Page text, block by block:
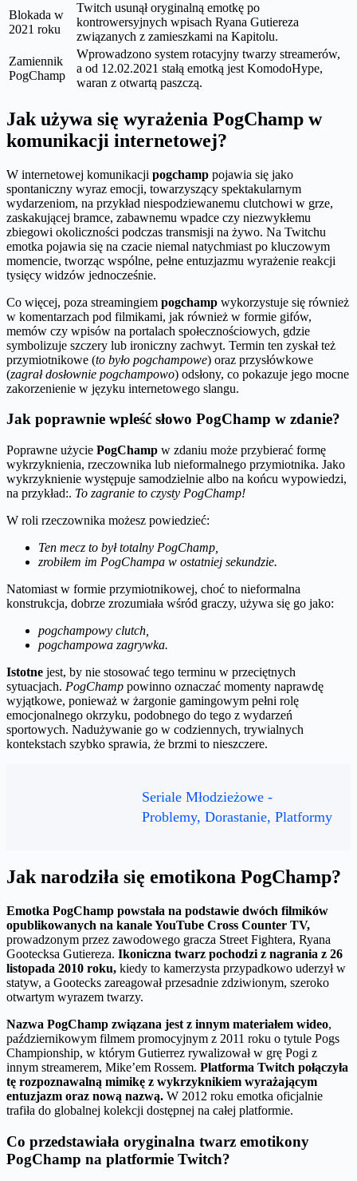
Blokada w
2021 roku
Twitch usunął oryginalną emotkę po
kontrowersyjnych wpisach Ryana Gutiereza
związanych z zamieszkami na Kapitolu.
Zamiennik
PogChamp
Wprowadzono system rotacyjny twarzy streamerów,
a od 12.02.2021 stałą emotką jest KomodoHype,
waran z otwartą paszczą.
Jak używa się wyrażenia PogChamp w
komunikacji internetowej?
W internetowej komunikacji pogchamp pojawia się jako
spontaniczny wyraz emocji, towarzyszący spektakularnym
wydarzeniom, na przykład niespodziewanemu clutchowi w grze,
zaskakującej bramce, zabawnemu wpadce czy niezwykłemu
zbiegowi okoliczności podczas transmisji na żywo. Na Twitchu
emotka pojawia się na czacie niemal natychmiast po kluczowym
momencie, tworząc wspólne, pełne entuzjazmu wyrażenie reakcji
tysięcy widzów jednocześnie.
Co więcej, poza streamingiem pogchamp wykorzystuje się również
w komentarzach pod filmikami, jak również w formie gifów,
memów czy wpisów na portalach społecznościowych, gdzie
symbolizuje szczery lub ironiczny zachwyt. Termin ten zyskał też
przymiotnikowe (to było pogchampowe) oraz przysłówkowe
(zagrał dosłownie pogchampowo) odsłony, co pokazuje jego mocne
zakorzenienie w języku internetowego slangu.
Jak poprawnie wpleść słowo PogChamp w zdanie?
Poprawne użycie PogChamp w zdaniu może przybierać formę
wykrzyknienia, rzeczownika lub nieformalnego przymiotnika. Jako
wykrzyknienie występuje samodzielnie albo na końcu wypowiedzi,
na przykład:. To zagranie to czysty PogChamp!
W roli rzeczownika możesz powiedzieć:
Ten mecz to był totalny PogChamp,
zrobiłem im PogChampa w ostatniej sekundzie.
Natomiast w formie przymiotnikowej, choć to nieformalna
konstrukcja, dobrze zrozumiała wśród graczy, używa się go jako:
pogchampowy clutch,
pogchampowa zagrywka.
Istotne jest, by nie stosować tego terminu w przeciętnych
sytuacjach. PogChamp powinno oznaczać momenty naprawdę
wyjątkowe, ponieważ w żargonie gamingowym pełni rolę
emocjonalnego okrzyku, podobnego do tego z wydarzeń
sportowych. Nadużywanie go w codziennych, trywialnych
kontekstach szybko sprawia, że brzmi to nieszczere.
Seriale Młodzieżowe -
Problemy, Dorastanie, Platformy
Jak narodziła się emotikona PogChamp?
Emotka PogChamp powstała na podstawie dwóch filmików
opublikowanych na kanale YouTube Cross Counter TV,
prowadzonym przez zawodowego gracza Street Fightera, Ryana
Gootecksa Gutiereza. Ikoniczna twarz pochodzi z nagrania z 26
listopada 2010 roku, kiedy to kamerzysta przypadkowo uderzył w
statyw, a Gootecks zareagował przesadnie zdziwionym, szeroko
otwartym wyrazem twarzy.
Nazwa PogChamp związana jest z innym materiałem wideo,
październikowym filmem promocyjnym z 2011 roku o tytule Pogs
Championship, w którym Gutierrez rywalizował w grę Pogi z
innym streamerem, Mike’em Rossem. Platforma Twitch połączyła
tę rozpoznawalną mimikę z wykrzyknikiem wyrażającym
entuzjazm oraz nową nazwą. W 2012 roku emotka oficjalnie
trafiła do globalnej kolekcji dostępnej na całej platformie.
Co przedstawiała oryginalna twarz emotikony
PogChamp na platformie Twitch?